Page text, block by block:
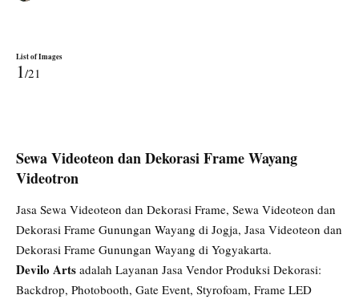
List of Images
1/21
Sewa Videoteon dan Dekorasi Frame Wayang
Videotron
Jasa Sewa Videoteon dan Dekorasi Frame, Sewa Videoteon dan
Dekorasi Frame Gunungan Wayang di Jogja, Jasa Videoteon dan
Dekorasi Frame Gunungan Wayang di Yogyakarta.
Devilo Arts adalah Layanan Jasa Vendor Produksi Dekorasi:
Backdrop, Photobooth, Gate Event, Styrofoam, Frame LED